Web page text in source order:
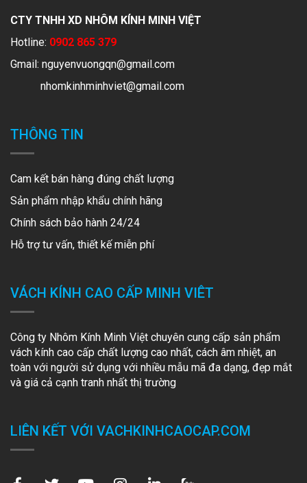
CTY TNHH XD NHÔM KÍNH MINH VIỆT
Hotline: 0902 865 379
Gmail: nguyenvuongqn@gmail.com
nhomkinhminhviet@gmail.com
THÔNG TIN
Cam kết bán hàng đúng chất lượng
Sản phẩm nhập khẩu chính hãng
Chính sách bảo hành 24/24
Hỗ trợ tư vấn, thiết kế miễn phí
VÁCH KÍNH CAO CẤP MINH VIÊT
Công ty Nhôm Kính Minh Việt chuyên cung cấp sản phẩm
vách kính cao cấp chất lượng cao nhất, cách âm nhiệt, an
toàn với người sử dụng với nhiều mẫu mã đa dạng, đẹp mắt
và giá cả cạnh tranh nhất thị trường
LIÊN KẾT VỚI VACHKINHCAOCAP.COM